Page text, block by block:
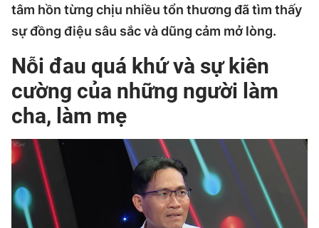
tâm hồn từng chịu nhiều tổn thương đã tìm thấy
sự đồng điệu sâu sắc và dũng cảm mở lòng.
Nỗi đau quá khứ và sự kiên
cường của những người làm
cha, làm mẹ